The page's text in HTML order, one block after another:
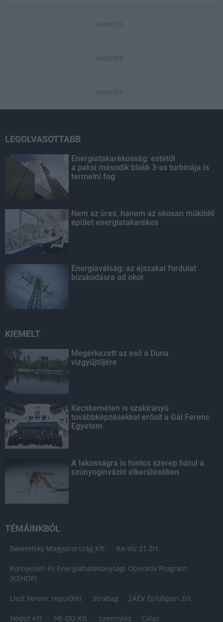
HIRDETÉS
HIRDETÉS
HIRDETÉS
LEGOLVASOTTABB
Energiatakarékosság: estétől
a paksi második blokk 3-as turbinája is
termelni fog
Nem az üres, hanem az okosan működő
épület energiatakarékos
Energiaválság: az éjszakai fordulat
bizakodásra ad okot
KIEMELT
Megérkezett az eső a Duna
vízgyűjtőjére
Kecskeméten is szakirányú
továbbképzésekkel erősít a Gál Ferenc
Egyetem
A lakosságra is fontos szerep hárul a
szúnyoginvázió elkerülésében
TÉMÁINKBÓL
Swietelsky Magyarország Kft. Ke-Víz 21 Zrt.
Környezeti és Energiahatékonysági Operatív Program
(KEHOP)
Liszt Ferenc repülőtér Strabag ZÁÉV Építőipari Zrt.
Hódút Kft. HE-DO Kft. szennyvíz Colas